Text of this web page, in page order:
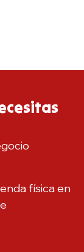
física en